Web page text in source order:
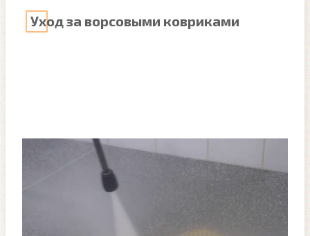
Уход за ворсовыми ковриками